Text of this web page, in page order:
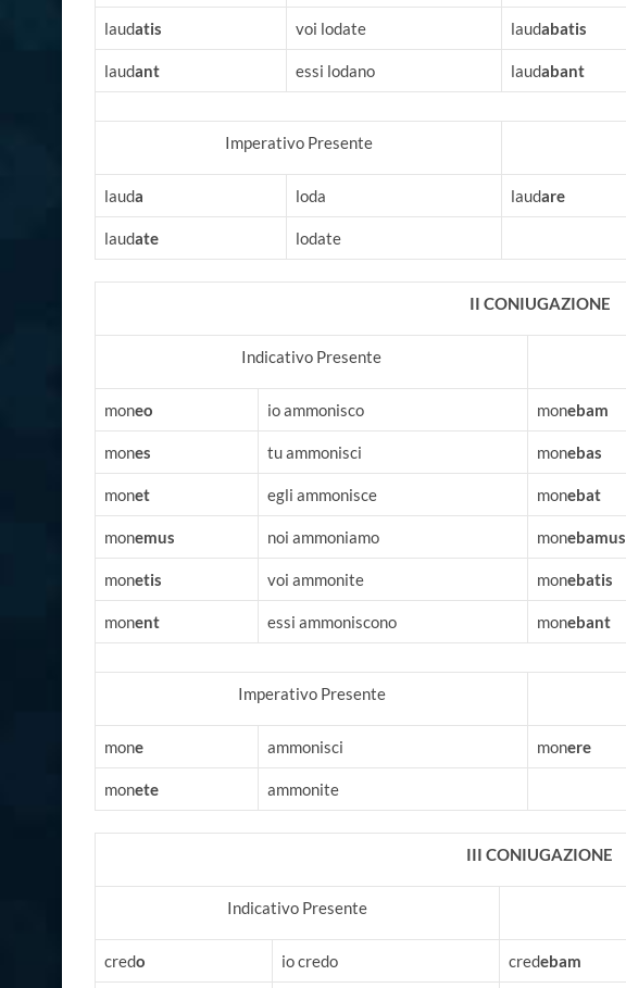
laudatis voi lodate laudabatis
laudant essi lodano laudabant
Imperativo Presente
lauda loda laudare
laudate lodate
II CONIUGAZIONE
Indicativo Presente
moneo io ammonisco monebam
mones tu ammonisci monebas
monet egli ammonisce monebat
monemus noi ammoniamo monebamus
monetis voi ammonite monebatis
monent essi ammoniscono monebant
Imperativo Presente
mone ammonisci monere
monete ammonite
III CONIUGAZIONE
Indicativo Presente
credo io credo credebam